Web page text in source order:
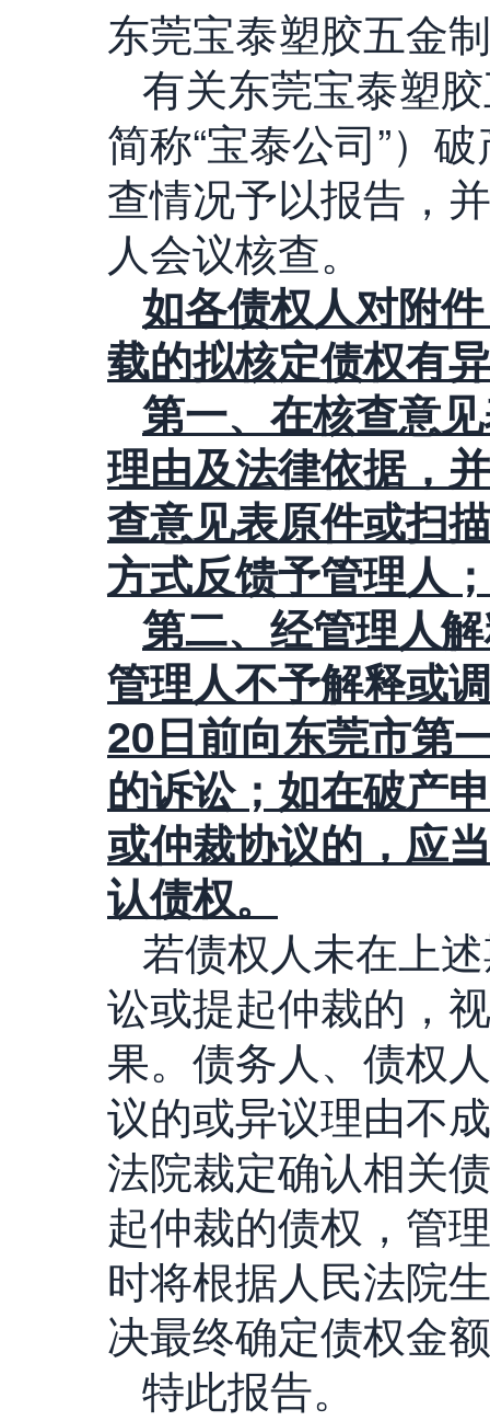
东莞宝泰塑胶五金
有关东莞宝泰塑
简称“宝泰公司”）
查情况予以报告，
人会议核查。
如各债权人对附
载的拟核定债权有
第一、在核查意
理由及法律依据，
查意见表原件或扫
方式反馈予管理人
第二、经管理人
管理人不予解释或
20日前向东莞市第
的诉讼；如在破产
或仲裁协议的，应
认债权。
若债权人未在上
讼或提起仲裁的，
果。债务人、债权
议的或异议理由不
法院裁定确认相关
起仲裁的债权，管
时将根据人民法院
决最终确定债权金
特此报告。